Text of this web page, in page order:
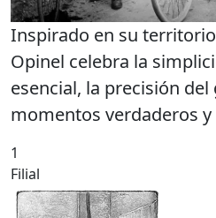
Inspirado en su
Opinel celebra la
esencial, la precisión del
momentos verdaderos
1
Filial